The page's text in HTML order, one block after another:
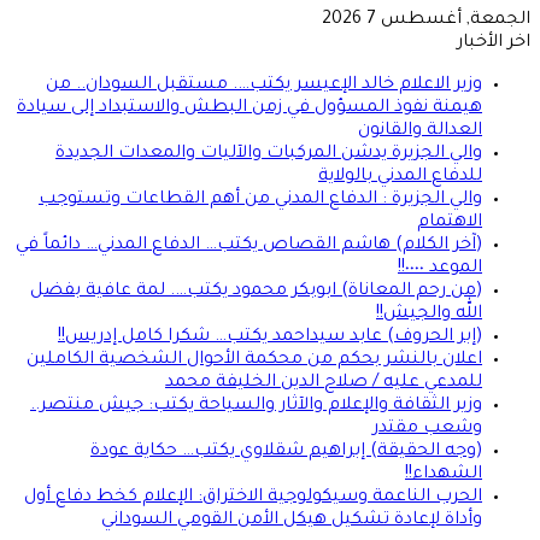
الجمعة, أغسطس 7 2026
اخر الأخبار
وزير الاعلام خالد الإعيسر يكتب…. مستقبل السودان.. من
هيمنة نفوذ المسؤول في زمن البطش والاستبداد إلى سيادة
العدالة والقانون
والي الجزيرة يدشن المركبات والآليات والمعدات الجديدة
للدفاع المدني بالولاية
والي الجزيرة : الدفاع المدني من أهم القطاعات وتستوجب
الاهتمام
(آخر الكلام) هاشم القصاص يكتب… الدفاع المدني… دائماً في
الموعد ٠٠٠٠!!
(من رحم المعاناة) ابوبكر محمود يكتب…. لمة عافية بفضل
الله والجيش!!
(إبر الحروف) عابد سيداحمد يكتب… شكرا كامل إدريس!!
اعلان بالنشر بحكم من محكمة الأحوال الشخصية الكاملين
للمدعي عليه / صلاح الدين الخليفة محمد
وزير الثقافة والإعلام والآثار والسياحة يكتب: جيش منتصر..
وشعب مقتدر
(وجه الحقيقة) إبراهيم شقلاوي يكتب… حكاية عودة
الشهداء!!
الحرب الناعمة وسيكولوجية الاختراق: الإعلام كخط دفاع أول
وأداة لإعادة تشكيل هيكل الأمن القومي السوداني